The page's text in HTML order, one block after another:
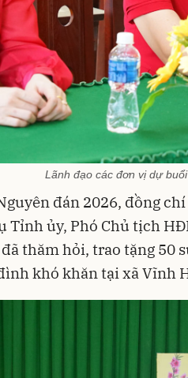
Lãnh đạo các đơn vị dự
đán 2026, đồng
Tỉnh ủy, Phó Chủ tịch
thăm hỏi, trao tặng 50
khó khăn tại xã Vĩnh